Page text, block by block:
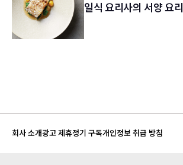
일식 요리사의 서양 요리
회사 소개광고 제휴정기 구독개인정보 취급 방침